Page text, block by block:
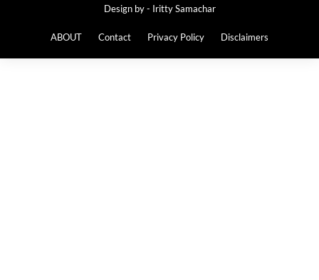
Design by - Iritty Samachar
ABOUT Contact Privacy Policy Disclaimers